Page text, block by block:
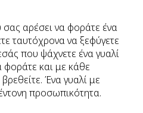
αρέσει να φοράτε ένα
ταυτόχρονα να ξεφύγετε
που ψάχνετε ένα γυαλί
φοράτε και με κάθε
Ένα γυαλί με
προσωπικότητα.